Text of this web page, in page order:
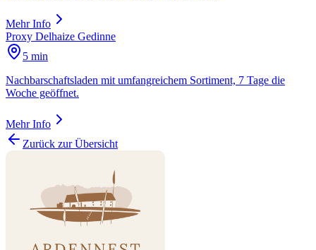
Mehr Info
Proxy Delhaize Gedinne
5 min
Nachbarschaftsladen mit umfangreichem Sortiment, 7 Tage die
Woche geöffnet.
Mehr Info
Zurück zur Übersicht